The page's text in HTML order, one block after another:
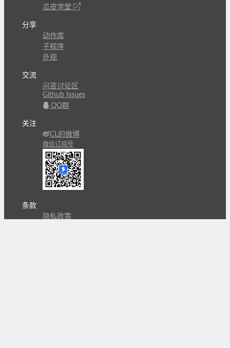
瓜皮学堂
分享
动作库
子程序
外观
交流
问答讨论区
Github Issues
QQ群
关注
CL的微博
微信订阅号
条款
隐私政策